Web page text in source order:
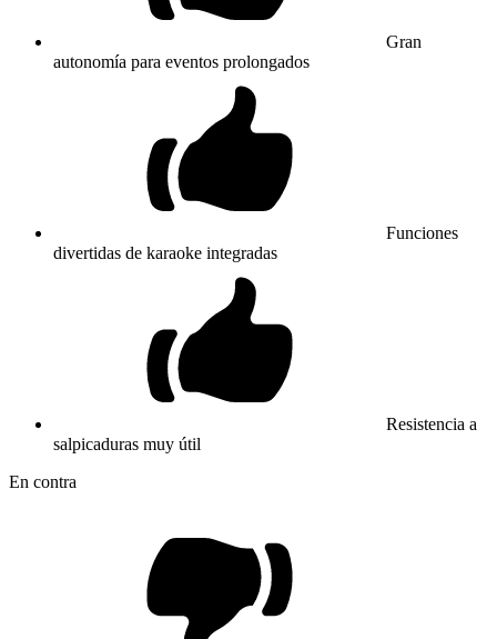
Gran
autonomía para eventos prolongados
Funciones
divertidas de karaoke integradas
Resistencia a
salpicaduras muy útil
En contra